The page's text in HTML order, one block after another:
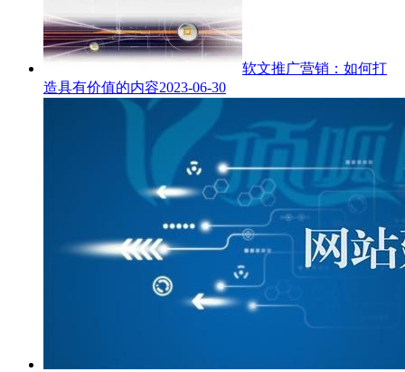
软文推广营销：如何打
造具有价值的内容2023-06-30